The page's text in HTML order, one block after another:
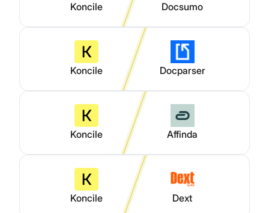
Koncile Docsumo
Koncile Docparser
Koncile Affinda
Koncile Dext